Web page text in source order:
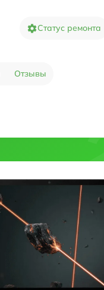
Статус ремонта
Отзывы